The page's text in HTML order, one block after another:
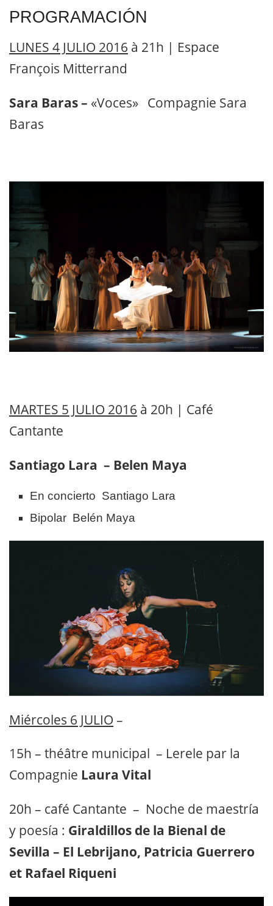
PROGRAMACIÓN
LUNES 4 JULIO 2016 à 21h | Espace
François Mitterrand
Sara Baras – «Voces» Compagnie Sara
Baras
MARTES 5 JULIO 2016 à 20h | Café
Cantante
Santiago Lara – Belen Maya
En concierto Santiago Lara
Bipolar Belén Maya
Miércoles 6 JULIO –
15h – théâtre municipal – Lerele par la
Compagnie Laura Vital
20h – café Cantante – Noche de maestría
y poesía : Giraldillos de la Bienal de
Sevilla – El Lebrijano, Patricia Guerrero
et Rafael Riqueni